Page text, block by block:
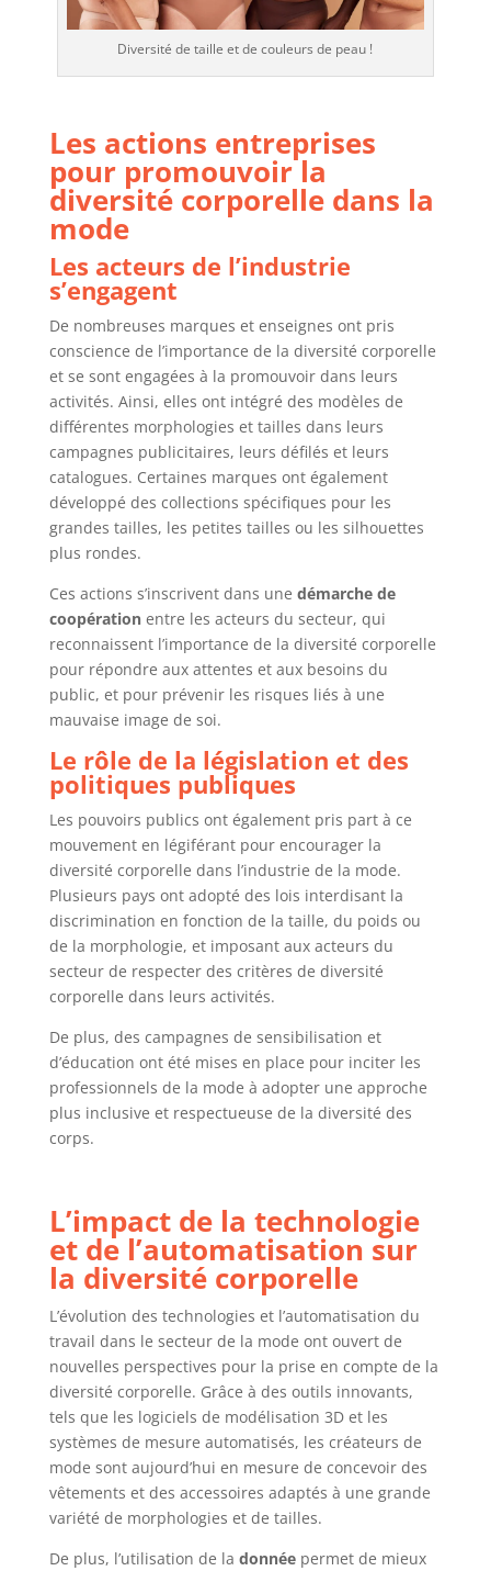
Diversité de taille et de couleurs de peau !
Les actions entreprises
pour promouvoir la
diversité corporelle dans la
mode
Les acteurs de l’industrie
s’engagent
De nombreuses marques et enseignes ont pris
conscience de l’importance de la diversité corporelle
et se sont engagées à la promouvoir dans leurs
activités. Ainsi, elles ont intégré des modèles de
différentes morphologies et tailles dans leurs
campagnes publicitaires, leurs défilés et leurs
catalogues. Certaines marques ont également
développé des collections spécifiques pour les
grandes tailles, les petites tailles ou les silhouettes
plus rondes.
Ces actions s’inscrivent dans une démarche de
coopérationentre les acteurs du secteur, qui
reconnaissent l’importance de la diversité corporelle
pour répondre aux attentes et aux besoins du
public, et pour prévenir les risques liés à une
mauvaise image de soi.
Le rôle de la législation et des
politiques publiques
Les pouvoirs publics ont également pris part à ce
mouvement en légiférant pour encourager la
diversité corporelle dans l’industrie de la mode.
Plusieurs pays ont adopté des lois interdisant la
discrimination en fonction de la taille, du poids ou
de la morphologie, et imposant aux acteurs du
secteur de respecter des critères de diversité
corporelle dans leurs activités.
De plus, des campagnes de sensibilisation et
d’éducation ont été mises en place pour inciter les
professionnels de la mode à adopter une approche
plus inclusive et respectueuse de la diversité des
corps.
L’impact de la technologie
et de l’automatisation sur
la diversité corporelle
L’évolution des technologies et l’automatisation du
travail dans le secteur de la mode ont ouvert de
nouvelles perspectives pour la prise en compte de la
diversité corporelle. Grâce à des outils innovants,
tels que les logiciels de modélisation 3D et les
systèmes de mesure automatisés, les créateurs de
mode sont aujourd’hui en mesure de concevoir des
vêtements et des accessoires adaptés à une grande
variété de morphologies et de tailles.
De plus, l’utilisation de la donnéepermet de mieux